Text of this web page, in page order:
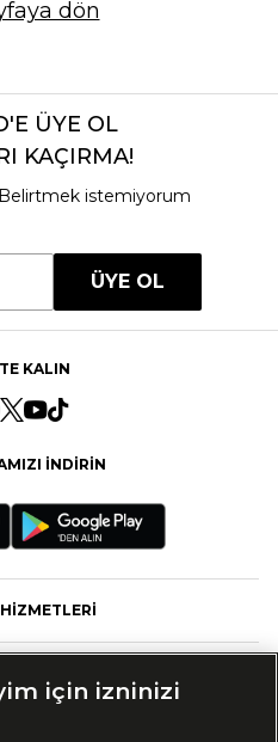
dön
ÜYE OL
KAÇIRMA!
istemiyorum
ÜYE OL
KALIN
İNDİRİN
için izninizi